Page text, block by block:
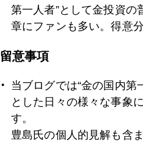
第一人者”として金投資
章にファンも多い。得意
留意事項
当ブログでは“金の国内第
とした日々の様々な事象
す。
豊島氏の個人的見解も含